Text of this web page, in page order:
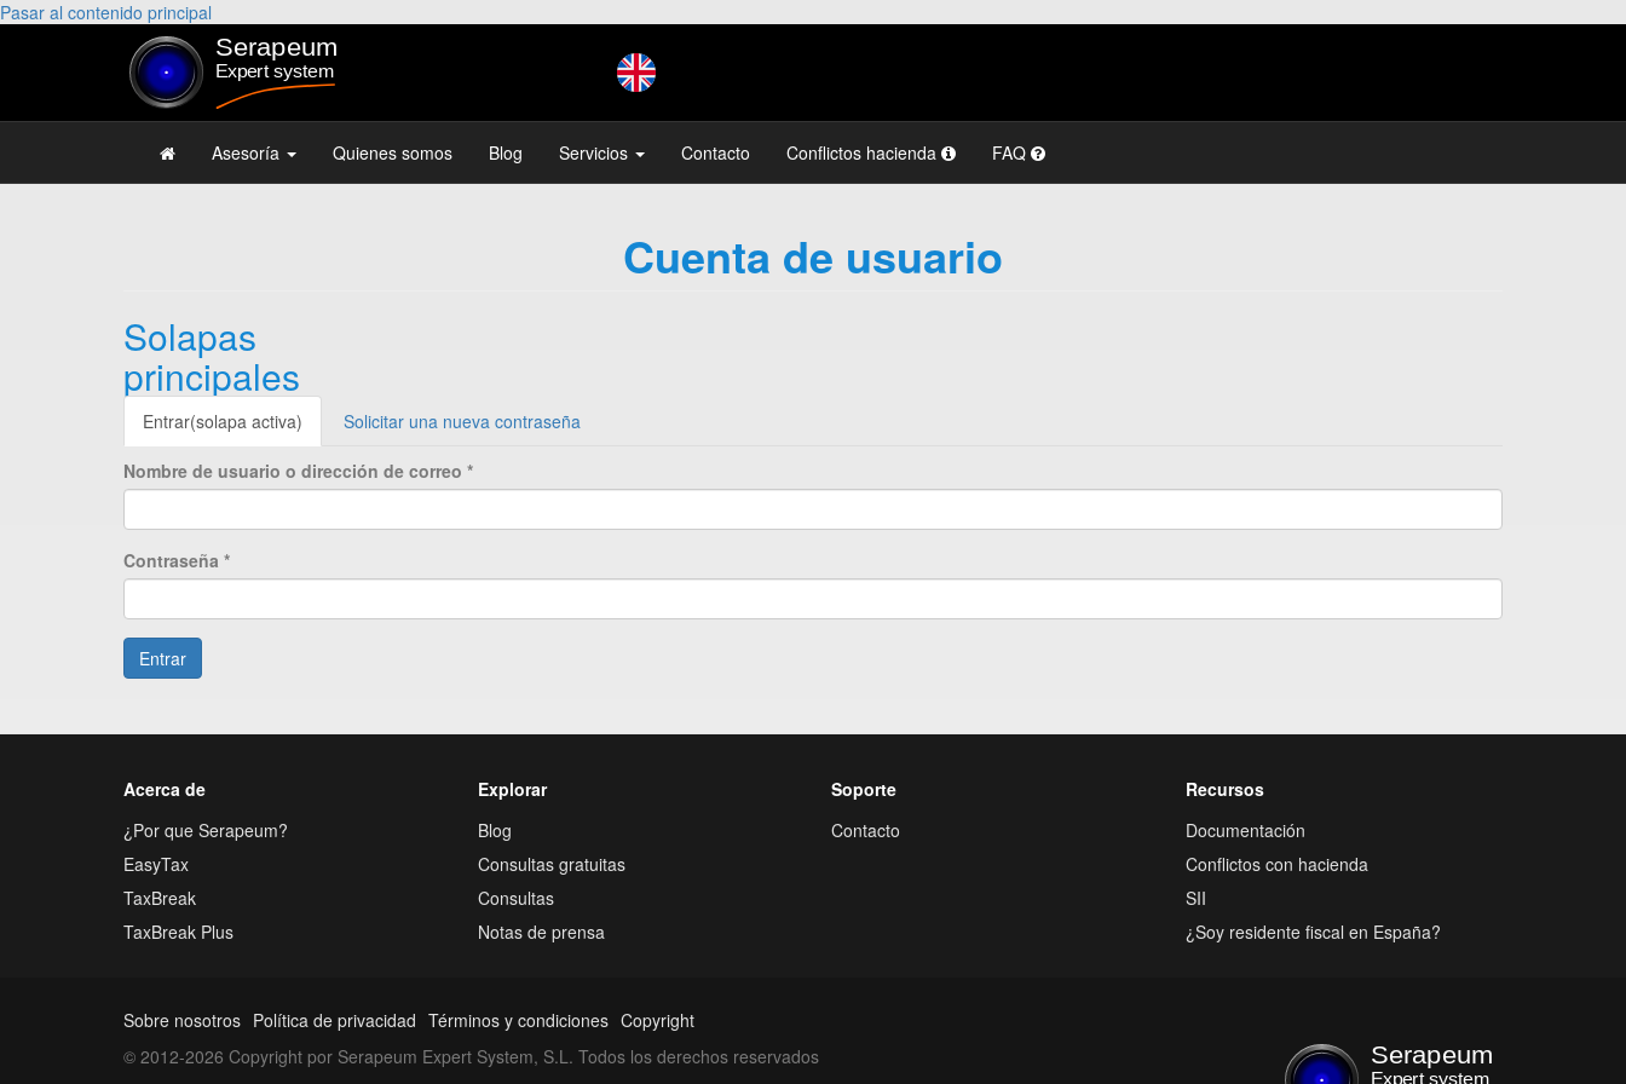
Pasar al contenido principal
Asesoría Quienes somos Blog Servicios Contacto Conflictos hacienda FAQ
Cuenta de usuario
Solapas
principales
Entrar(solapa activa) Solicitar una nueva contraseña
Nombre de usuario o dirección de correo *
Contraseña *
Entrar
Acerca de
¿Por que Serapeum?
EasyTax
TaxBreak
TaxBreak Plus
Explorar
Blog
Consultas gratuitas
Consultas
Notas de prensa
Soporte
Contacto
Recursos
Documentación
Conflictos con hacienda
SII
¿Soy residente fiscal en España?
Sobre nosotros Política de privacidad Términos y condiciones Copyright
© 2012-2026 Copyright por Serapeum Expert System, S.L. Todos los derechos reservados